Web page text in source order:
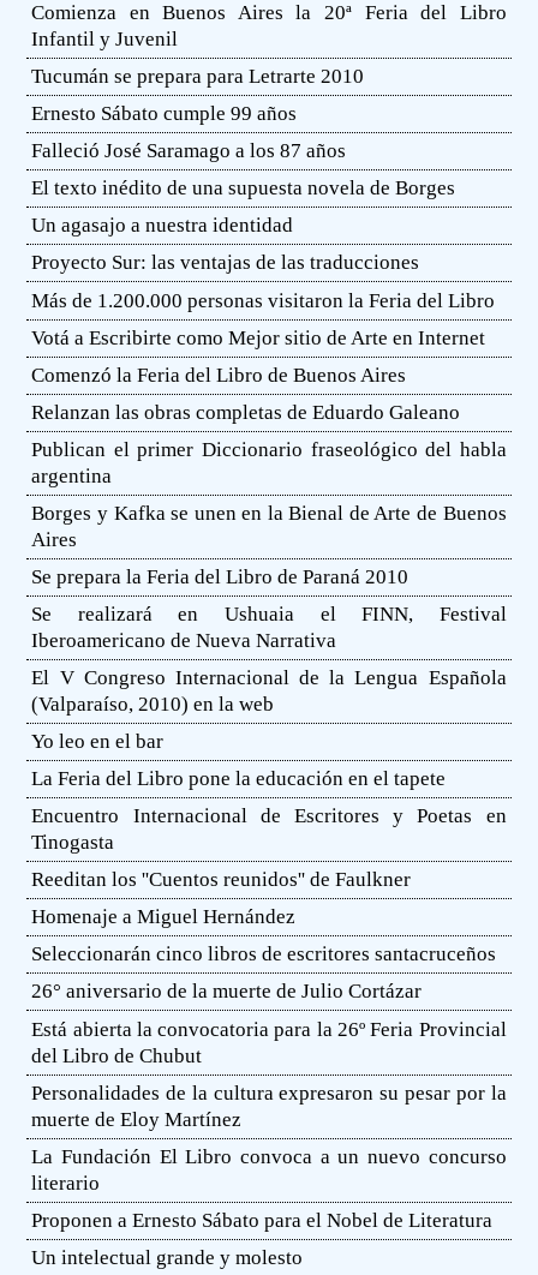
Comienza en Buenos Aires la 20ª Feria del Libro
Infantil y Juvenil
Tucumán se prepara para Letrarte 2010
Ernesto Sábato cumple 99 años
Falleció José Saramago a los 87 años
El texto inédito de una supuesta novela de Borges
Un agasajo a nuestra identidad
Proyecto Sur: las ventajas de las traducciones
Más de 1.200.000 personas visitaron la Feria del Libro
Votá a Escribirte como Mejor sitio de Arte en Internet
Comenzó la Feria del Libro de Buenos Aires
Relanzan las obras completas de Eduardo Galeano
Publican el primer Diccionario fraseológico del habla
argentina
Borges y Kafka se unen en la Bienal de Arte de Buenos
Aires
Se prepara la Feria del Libro de Paraná 2010
Se realizará en Ushuaia el FINN, Festival
Iberoamericano de Nueva Narrativa
El V Congreso Internacional de la Lengua Española
(Valparaíso, 2010) en la web
Yo leo en el bar
La Feria del Libro pone la educación en el tapete
Encuentro Internacional de Escritores y Poetas en
Tinogasta
Reeditan los ''Cuentos reunidos'' de Faulkner
Homenaje a Miguel Hernández
Seleccionarán cinco libros de escritores santacruceños
26° aniversario de la muerte de Julio Cortázar
Está abierta la convocatoria para la 26º Feria Provincial
del Libro de Chubut
Personalidades de la cultura expresaron su pesar por la
muerte de Eloy Martínez
La Fundación El Libro convoca a un nuevo concurso
literario
Proponen a Ernesto Sábato para el Nobel de Literatura
Un intelectual grande y molesto